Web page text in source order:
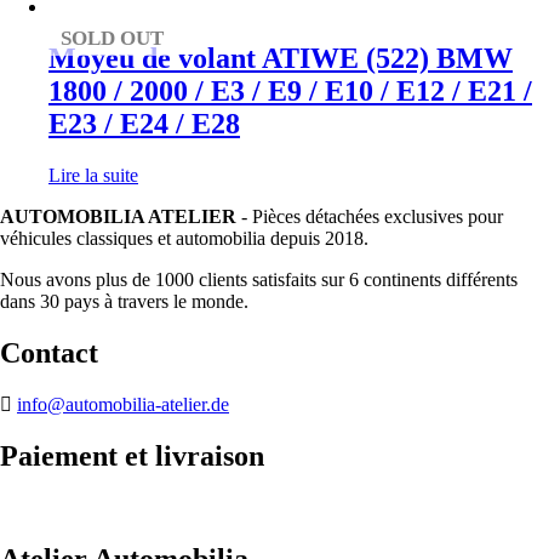
SOLD OUT
Moyeu de volant ATIWE (522) BMW
1800 / 2000 / E3 / E9 / E10 / E12 / E21 /
E23 / E24 / E28
Lire la suite
AUTOMOBILIA ATELIER - Pièces détachées exclusives pour
véhicules classiques et automobilia depuis 2018.
Nous avons plus de 1000 clients satisfaits sur 6 continents différents
dans 30 pays à travers le monde.
Contact
info@automobilia-atelier.de
Paiement et livraison